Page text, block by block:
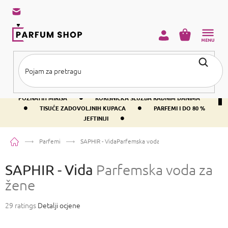
sadržaj
BESPLATNA DOSTAVA IZNAD PRIBLIŽNO 37 € •
400+ SVJETSKI
POZNATIH MIRISA
• KORISNIČKA SLUŽBA RADNIM DANIMA
• TISUĆE ZADOVOLJNIH KUPACA •
PARFEMI I DO 80 %
JEFTINIJI
•
KOŠARICA
PočetnaParfemi SAPHIR - VidaParfemska voda za žene
SAPHIR - Vida Parfemska voda za
žene
Prosječna
29 ratings Detalji ocjene